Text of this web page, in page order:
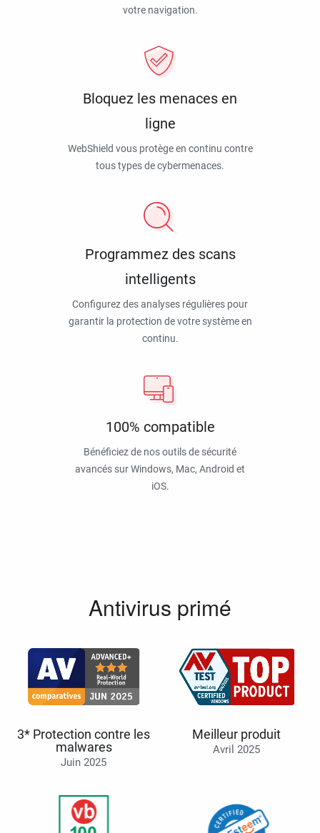
votre navigation.
Bloquez les menaces en
ligne
WebShield vous protège en continu contre
tous types de cybermenaces.
Programmez des scans
intelligents
Configurez des analyses régulières pour
garantir la protection de votre système en
continu.
100% compatible
Bénéficiez de nos outils de sécurité
avancés sur Windows, Mac, Android et
iOS.
Antivirus primé
3* Protection contre les
malwares
Juin 2025
Meilleur produit
Avril 2025